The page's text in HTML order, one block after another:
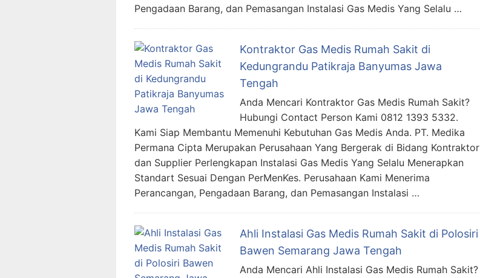
Pengadaan Barang, dan Pemasangan Instalasi Gas Medis Yang Selalu …
Kontraktor Gas Medis Rumah Sakit di
Kedungrandu Patikraja Banyumas Jawa
Tengah
Anda Mencari Kontraktor Gas Medis Rumah Sakit?
Hubungi Contact Person Kami 0812 1393 5332.
Kami Siap Membantu Memenuhi Kebutuhan Gas Medis Anda. PT. Medika
Permana Cipta Merupakan Perusahaan Yang Bergerak di Bidang Kontraktor
dan Supplier Perlengkapan Instalasi Gas Medis Yang Selalu Menerapkan
Standart Sesuai Dengan PerMenKes. Perusahaan Kami Menerima
Perancangan, Pengadaan Barang, dan Pemasangan Instalasi …
Ahli Instalasi Gas Medis Rumah Sakit di Polosiri
Bawen Semarang Jawa Tengah
Anda Mencari Ahli Instalasi Gas Medis Rumah Sakit?